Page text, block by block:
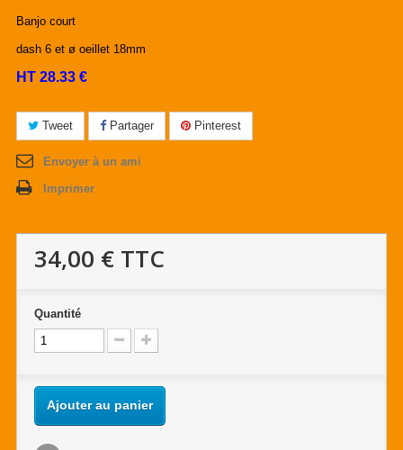
Banjo court
dash 6 et ø oeillet 18mm
HT 28.33 €
Tweet Partager Pinterest
Envoyer à un ami
Imprimer
34,00 € TTC
Quantité
Ajouter au panier